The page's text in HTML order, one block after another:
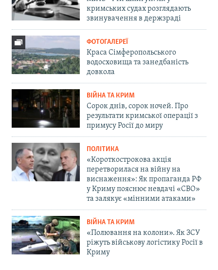
кримських судах розглядають
звинувачення в держзраді
ФОТОГАЛЕРЕЇ
Краса Сімферопольського
водосховища та занедбаність
довкола
ВІЙНА ТА КРИМ
Сорок днів, сорок ночей. Про
результати кримської операції з
примусу Росії до миру
ПОЛІТИКА
«Короткострокова акція
перетворилася на війну на
виснаження»: Як пропаганда РФ
у Криму пояснює невдачі «СВО»
та залякує «мінними атаками»
ВІЙНА ТА КРИМ
«Полювання на колони». Як ЗСУ
ріжуть військову логістику Росії в
Криму